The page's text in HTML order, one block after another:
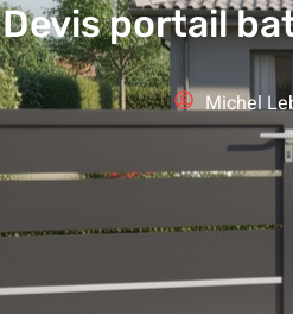
Devis portail
Michel